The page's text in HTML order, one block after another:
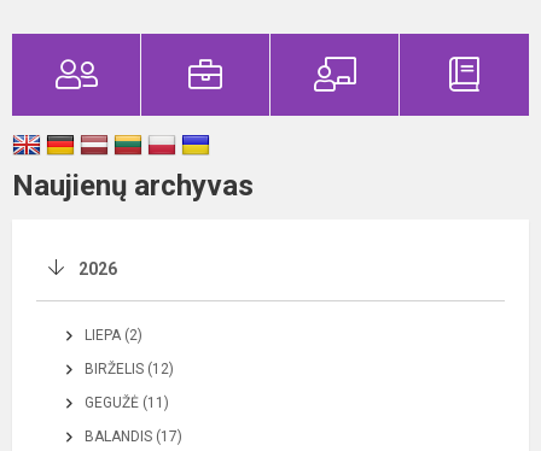
Naujienų archyvas
2026
LIEPA (2)
BIRŽELIS (12)
GEGUŽĖ (11)
BALANDIS (17)